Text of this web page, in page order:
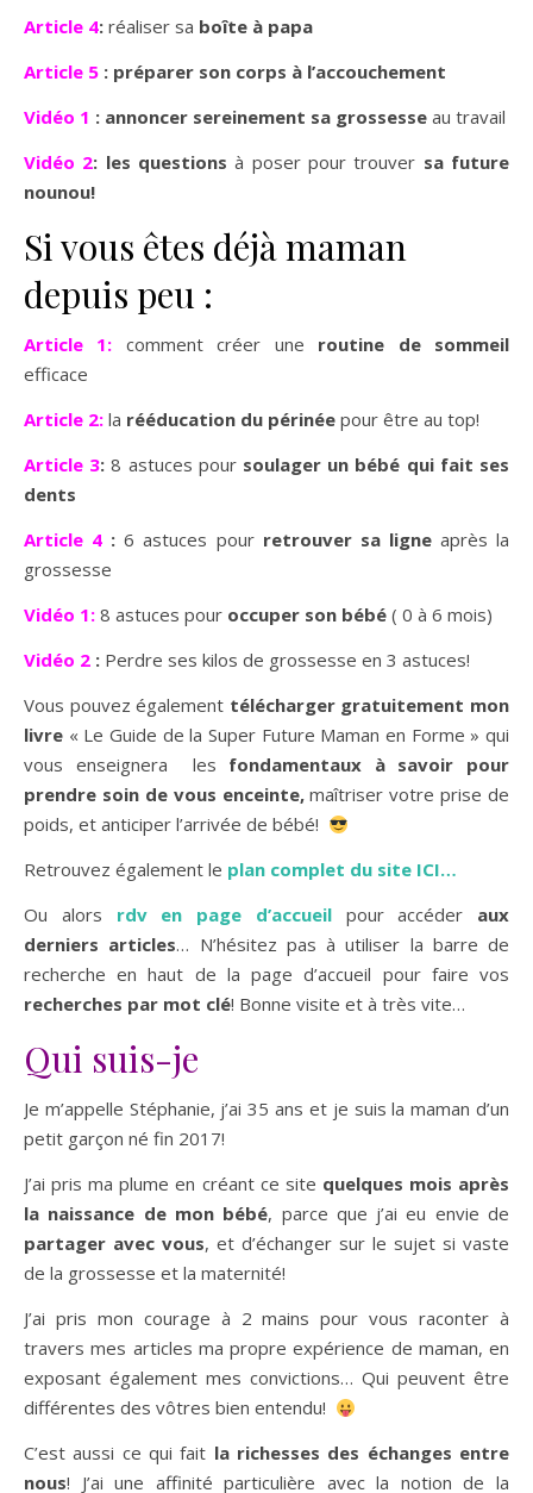
Article 4: réaliser sa boîte à papa
Article 5 : préparer son corps à l’accouchement
Vidéo 1 : annoncer sereinement sa grossesse au travail
Vidéo 2: les questionsà poser pour trouver sa future
nounou!
Si vous êtes déjà maman
depuis peu :
Article 1: comment créer une routine de sommeil
efficace
Article 2: la rééducation du périnée pour être au top!
Article 3: 8 astuces poursoulager un bébé qui fait ses
dents
Article 4 : 6 astuces pourretrouver sa ligneaprès la
grossesse
Vidéo 1: 8 astuces pour occuper son bébé ( 0 à 6 mois)
Vidéo 2 : Perdre ses kilos de grossesse en 3 astuces!
Vous pouvez également télécharger gratuitement mon
livre « Le Guide de la Super Future Maman en Forme » qui
vous enseignera les fondamentaux à savoir pour
prendre soin de vous enceinte,maîtriser votre prise de
poids, et anticiper l’arrivée de bébé!
Retrouvez également le plan complet du site ICI…
Ou alors rdv en page d’accueil pour accéder aux
derniers articles… N’hésitez pas à utiliser la barre de
recherche en haut de la page d’accueil pour faire vos
recherches par mot clé! Bonne visite et à très vite…
Qui suis-je
Je m’appelle Stéphanie, j’ai 35 ans et je suis la maman d’un
petit garçon né fin 2017!
J’ai pris ma plume en créant ce site quelques mois après
la naissance de mon bébé, parce que j’ai eu envie de
partager avec vous, et d’échanger sur le sujet si vaste
de la grossesse et la maternité!
J’ai pris mon courage à 2 mains pour vous raconter à
travers mes articles ma propre expérience de maman, en
exposant également mes convictions… Qui peuvent être
différentes des vôtres bien entendu!
C’est aussi ce qui fait la richesses des échanges entre
nous! J’ai une affinité particulière avec la notion de la